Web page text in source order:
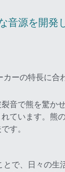
音源を開発
カーの特長に合
音で熊を驚か
ています。熊
す。
とで、日々の生